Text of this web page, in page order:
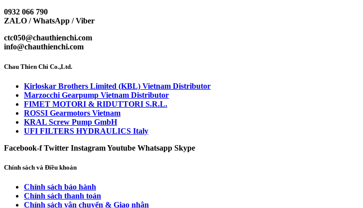
0932 066 790
ZALO / WhatsApp / Viber
ctc050@chauthienchi.com
info@chauthienchi.com
Chau Thien Chi Co.,Ltd.
Kirloskar Brothers Limited (KBL) Vietnam Distributor
Marzocchi Gearpump Vietnam Distributor
FIMET MOTORI & RIDUTTORI S.R.L.
ROSSI Gearmotors Vietnam
KRAL Screw Pump GmbH
UFI FILTERS HYDRAULICS Italy
Facebook-f Twitter InstagramYoutube Whatsapp Skype
Chính sách và Điều khoản
Chính sách bảo hành
Chính sách thanh toán
Chính sách vận chuyển & Giao nhận